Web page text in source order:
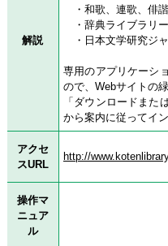
解説
・和歌、連歌、俳
・辞典ライブラリー
・日本文学研究ジ
専用のアプリケーシ
ので、Webサイトの
「ダウンロードまた
から案内に従ってイ
アクセ
スURL
http://
操作マ
ニュア
ル